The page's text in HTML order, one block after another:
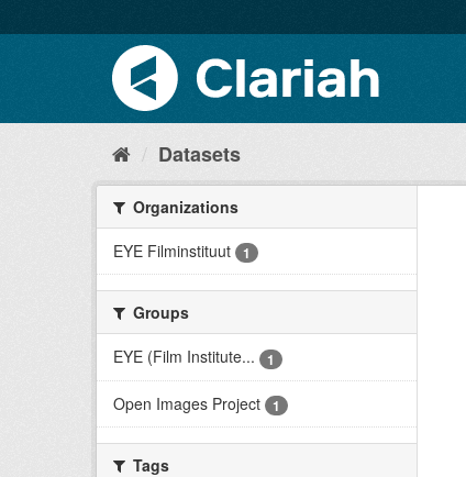
Datasets
Organizations
EYE Filminstituut
1
Groups
EYE (Film Institute...
1
Open Images Project 1
Tags